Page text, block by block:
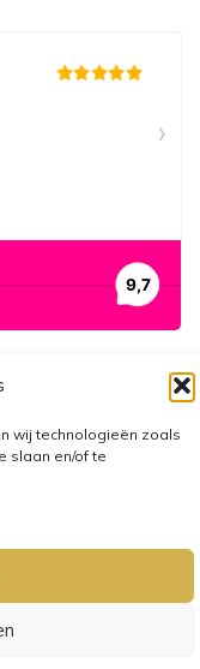
wij technologieën zoals
slaan en/of te